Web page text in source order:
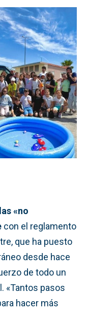
«no
con el reglamento
que ha puesto
desde hace
de todo un
«Tantos pasos
hacer más